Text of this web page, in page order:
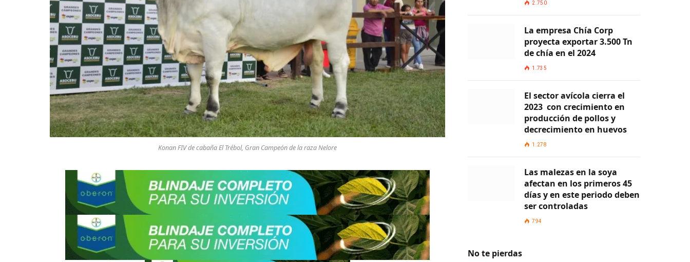
Konan FIV de cabaña El Trébol, Gran Campeón de la raza Nelore
2.750
La empresa Chía Corp
proyecta exportar 3.500 Tn
de chía en el 2024
1.735
El sector avícola cierra el
2023 con crecimiento en
producción de pollos y
decrecimiento en huevos
1.278
Las malezas en la soya
afectan en los primeros 45
días y en este periodo deben
ser controladas
794
No te pierdas